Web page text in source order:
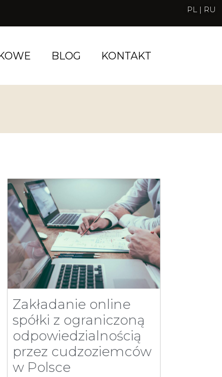
PL | RU
BLOG KONTAKT
Zakładanie online
spółki z ograniczoną
odpowiedzialnością
przez cudzoziemców
w Polsce